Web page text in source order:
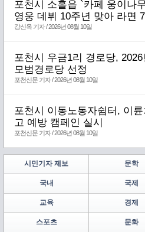
포천시 소흘읍 `카페 웅이나
영웅 데뷔 10주년 맞아 라면
강신옥 기자 / 2026년 08월 10일
포천시 우금1리 경로당,
모범경로당 선정
포천신문 기자 / 2026년 08월 10일
포천시 이동노동자쉼터, 이
고 예방 캠페인 실시
포천신문 기자 / 2026년 08월 10일
시민기자 제보 문학
국내 국제
교육 경제
스포츠 문화